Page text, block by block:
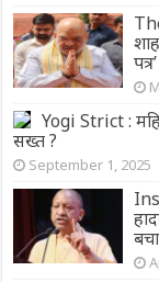
Yogi Strict :
सख्त ?
September 1, 2025